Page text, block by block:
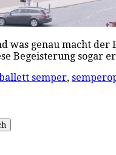
was genau macht
Begeisterung sogar
semper,